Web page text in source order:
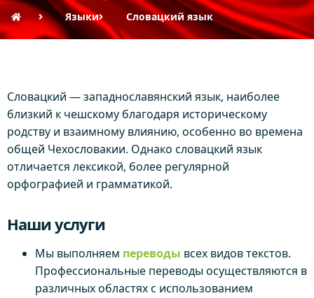
Языки Словацкий язык
Словацкий — западнославянский язык, наиболее
близкий к чешскому благодаря историческому
родству и взаимному влиянию, особенно во времена
общей Чехословакии. Однако словацкий язык
отличается лексикой, более регулярной
орфографией и грамматикой.
Наши услуги
Мы выполняем переводы всех видов текстов.
Профессиональные переводы осуществляются в
различных областях с использованием